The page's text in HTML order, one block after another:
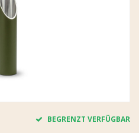
BEGRENZT VERFÜGBAR